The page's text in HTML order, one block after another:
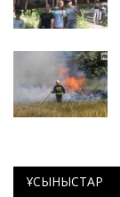
ҰСЫНЫСТАР